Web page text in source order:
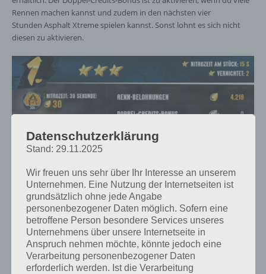
Rennen machen kannst und zudem in den nächsten vier
Stunden Asphalt Xtreme spielen kannst. Sonst lohnt es sich nicht
diesen zu aktivieren.
Jeder Stern bringt zusätzliche Credits in Asphalt
Xtreme
Datenschutzerklärung
Stand: 29.11.2025
Wir freuen uns sehr über Ihr Interesse an unserem
Unternehmen. Eine Nutzung der Internetseiten ist
grundsätzlich ohne jede Angabe
personenbezogener Daten möglich. Sofern eine
betroffene Person besondere Services unseres
Unternehmens über unsere Internetseite in
Anspruch nehmen möchte, könnte jedoch eine
Verarbeitung personenbezogener Daten
erforderlich werden. Ist die Verarbeitung